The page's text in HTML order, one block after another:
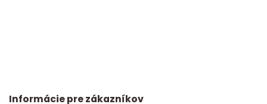
Informácie pre zákazníkov